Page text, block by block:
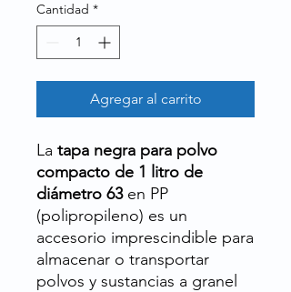
Cantidad *
Agregar al carrito
La tapa negra para polvo
compacto de 1 litro de
diámetro 63en PP
(polipropileno) es un
accesorio imprescindible para
almacenar o transportar
polvos y sustancias a granel